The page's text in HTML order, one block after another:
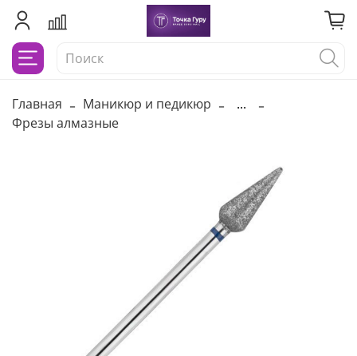
Главная Маникюр и педикюр
...
Фрезы алмазные